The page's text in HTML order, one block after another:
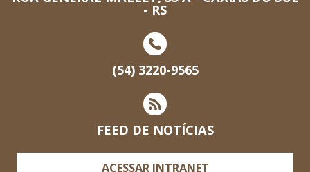
- RS
(54) 3220-9565
FEED DE NOTÍCIAS
ACESSAR INTRANET